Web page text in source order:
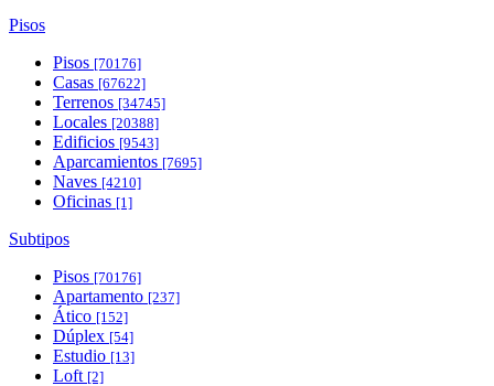
Pisos
Pisos [70176]
Casas [67622]
Terrenos [34745]
Locales [20388]
Edificios [9543]
Aparcamientos [7695]
Naves [4210]
Oficinas [1]
Subtipos
Pisos [70176]
Apartamento [237]
Ático [152]
Dúplex [54]
Estudio [13]
Loft [2]